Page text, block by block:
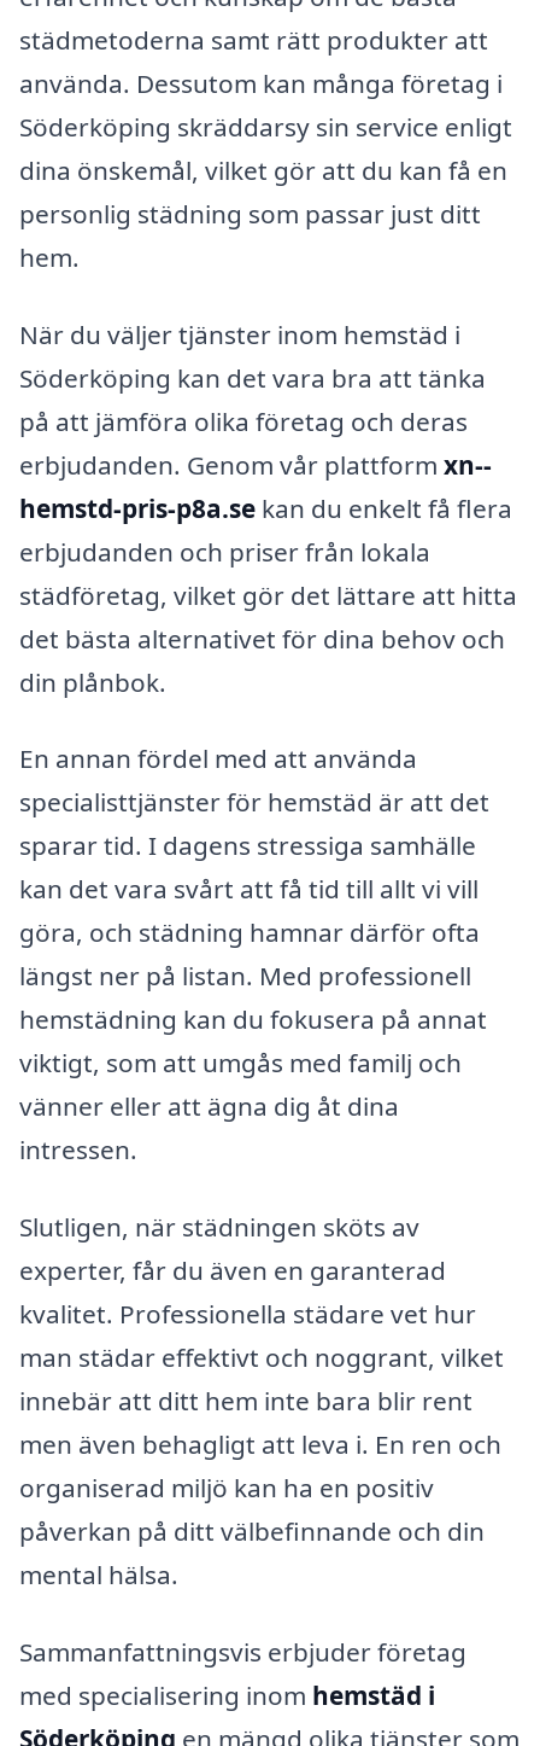
städmetoderna samt rätt produkter att
använda. Dessutom kan många företag i
Söderköping skräddarsy sin service enligt
dina önskemål, vilket gör att du kan få en
personlig städning som passar just ditt
hem.
När du väljer tjänster inom hemstäd i
Söderköping kan det vara bra att tänka
på att jämföra olika företag och deras
erbjudanden. Genom vår plattform xn--
hemstd-pris-p8a.se kan du enkelt få flera
erbjudanden och priser från lokala
städföretag, vilket gör det lättare att hitta
det bästa alternativet för dina behov och
din plånbok.
En annan fördel med att använda
specialisttjänster för hemstäd är att det
sparar tid. I dagens stressiga samhälle
kan det vara svårt att få tid till allt vi vill
göra, och städning hamnar därför ofta
längst ner på listan. Med professionell
hemstädning kan du fokusera på annat
viktigt, som att umgås med familj och
vänner eller att ägna dig åt dina
intressen.
Slutligen, när städningen sköts av
experter, får du även en garanterad
kvalitet. Professionella städare vet hur
man städar effektivt och noggrant, vilket
innebär att ditt hem inte bara blir rent
men även behagligt att leva i. En ren och
organiserad miljö kan ha en positiv
påverkan på ditt välbefinnande och din
mental hälsa.
Sammanfattningsvis erbjuder företag
med specialisering inom hemstäd i
Söderköping en mängd olika tjänster som